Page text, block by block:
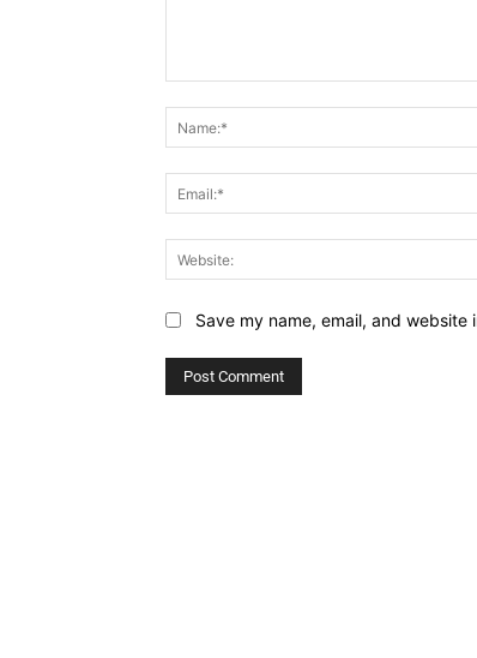
Save my name, email, and